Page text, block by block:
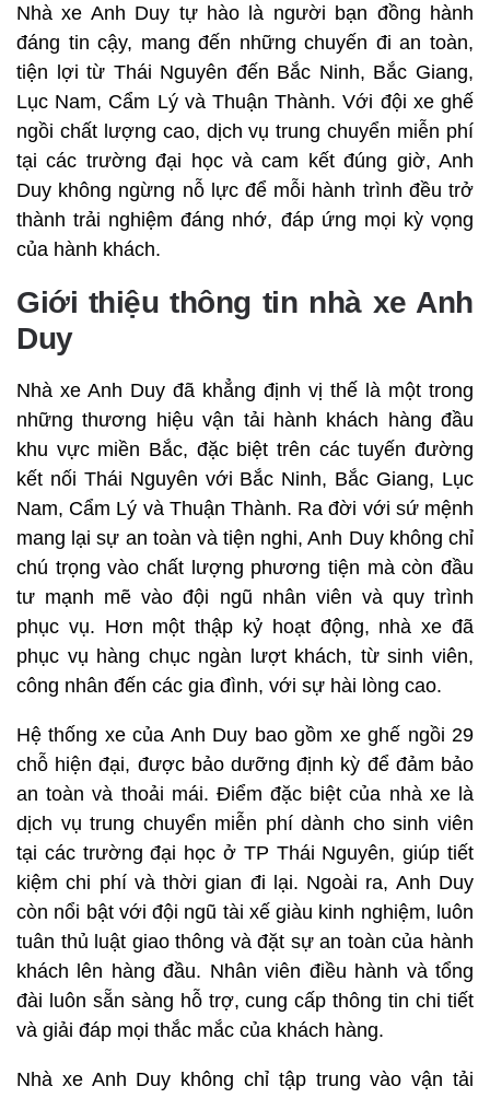
Nhà xe Anh Duy tự hào là người bạn đồng hành
đáng tin cậy, mang đến những chuyến đi an toàn,
tiện lợi từ Thái Nguyên đến Bắc Ninh, Bắc Giang,
Lục Nam, Cẩm Lý và Thuận Thành. Với đội xe ghế
ngồi chất lượng cao, dịch vụ trung chuyển miễn phí
tại các trường đại học và cam kết đúng giờ, Anh
Duy không ngừng nỗ lực để mỗi hành trình đều trở
thành trải nghiệm đáng nhớ, đáp ứng mọi kỳ vọng
của hành khách.
Giới thiệu thông tin nhà xe Anh
Duy
Nhà xe Anh Duy đã khẳng định vị thế là một trong
những thương hiệu vận tải hành khách hàng đầu
khu vực miền Bắc, đặc biệt trên các tuyến đường
kết nối Thái Nguyên với Bắc Ninh, Bắc Giang, Lục
Nam, Cẩm Lý và Thuận Thành. Ra đời với sứ mệnh
mang lại sự an toàn và tiện nghi, Anh Duy không chỉ
chú trọng vào chất lượng phương tiện mà còn đầu
tư mạnh mẽ vào đội ngũ nhân viên và quy trình
phục vụ. Hơn một thập kỷ hoạt động, nhà xe đã
phục vụ hàng chục ngàn lượt khách, từ sinh viên,
công nhân đến các gia đình, với sự hài lòng cao.
Hệ thống xe của Anh Duy bao gồm xe ghế ngồi 29
chỗ hiện đại, được bảo dưỡng định kỳ để đảm bảo
an toàn và thoải mái. Điểm đặc biệt của nhà xe là
dịch vụ trung chuyển miễn phí dành cho sinh viên
tại các trường đại học ở TP Thái Nguyên, giúp tiết
kiệm chi phí và thời gian đi lại. Ngoài ra, Anh Duy
còn nổi bật với đội ngũ tài xế giàu kinh nghiệm, luôn
tuân thủ luật giao thông và đặt sự an toàn của hành
khách lên hàng đầu. Nhân viên điều hành và tổng
đài luôn sẵn sàng hỗ trợ, cung cấp thông tin chi tiết
và giải đáp mọi thắc mắc của khách hàng.
Nhà xe Anh Duy không chỉ tập trung vào vận tải